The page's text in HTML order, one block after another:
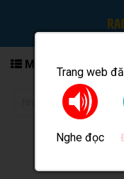
Trang web
Nghe đọc
MENU